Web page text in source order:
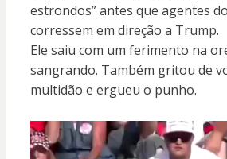
estrondos” antes que agentes
corressem em direção a Trump.
Ele saiu com um ferimento na
sangrando. Também gritou de
multidão e ergueu o punho.
Tocador
de